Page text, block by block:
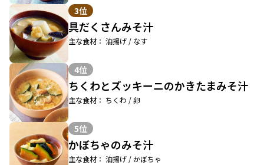
3位
具だくさんみそ汁
主な食材： 油揚げ / なす
4位
ちくわとズッキーニのかきたまみそ汁
主な食材： ちくわ / 卵
5位
かぼちゃのみそ汁
主な食材： 油揚げ / かぼちゃ